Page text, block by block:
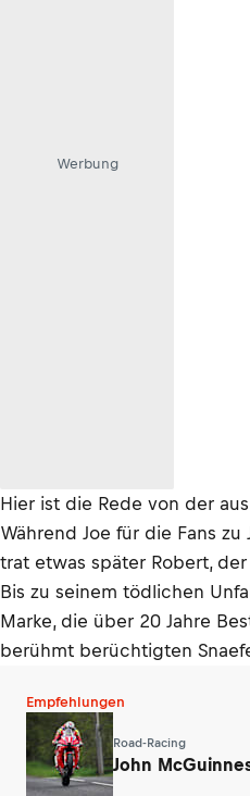
Werbung
Hier ist die Rede von der
Während Joe für die Fans
trat etwas später Robert,
Bis zu seinem tödlichen
Marke, die über 20 Jahre
berühmt berüchtigten
Empfehlungen
Road-Racing
John